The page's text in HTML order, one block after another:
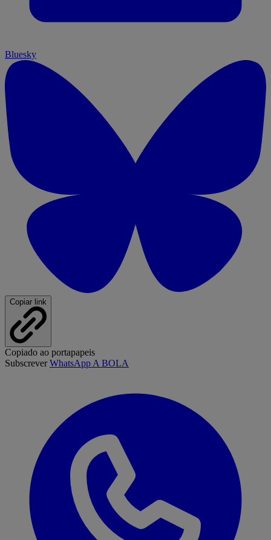
Bluesky
Copiar link
Copiado ao portapapeis
SubscreverWhatsApp A BOLA